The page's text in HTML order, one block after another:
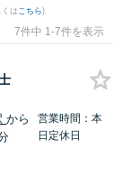
はこちら)
7件中 1-7件を表示
から
営業時間：本
日定休日